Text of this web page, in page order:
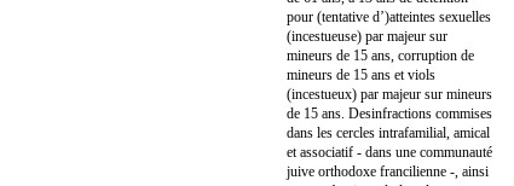
pour (tentative d’)atteintes sexuelles
(incestueuse) par majeur sur
mineurs de 15 ans, corruption de
mineurs de 15 ans et viols
(incestueux) par majeur sur mineurs
de 15 ans. Desinfractions commises
dans les cercles intrafamilial, amical
et associatif - dans une communauté
juive orthodoxe francilienne -, ainsi